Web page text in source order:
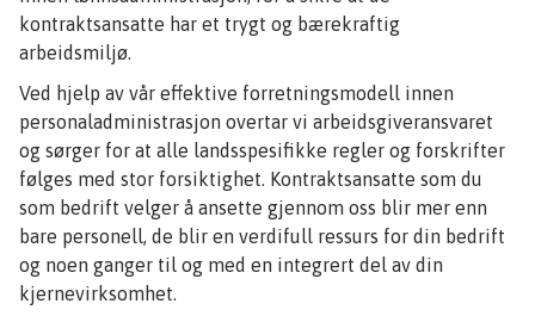
kontraktsansatte har et trygt og bærekraftig
arbeidsmiljø.
Ved hjelp av vår effektive forretningsmodell innen
personaladministrasjon overtar vi arbeidsgiveransvaret
og sørger for at alle landsspesifikke regler og forskrifter
følges med stor forsiktighet. Kontraktsansatte som du
som bedrift velger å ansette gjennom oss blir mer enn
bare personell, de blir en verdifull ressurs for din bedrift
og noen ganger til og med en integrert del av din
kjernevirksomhet.